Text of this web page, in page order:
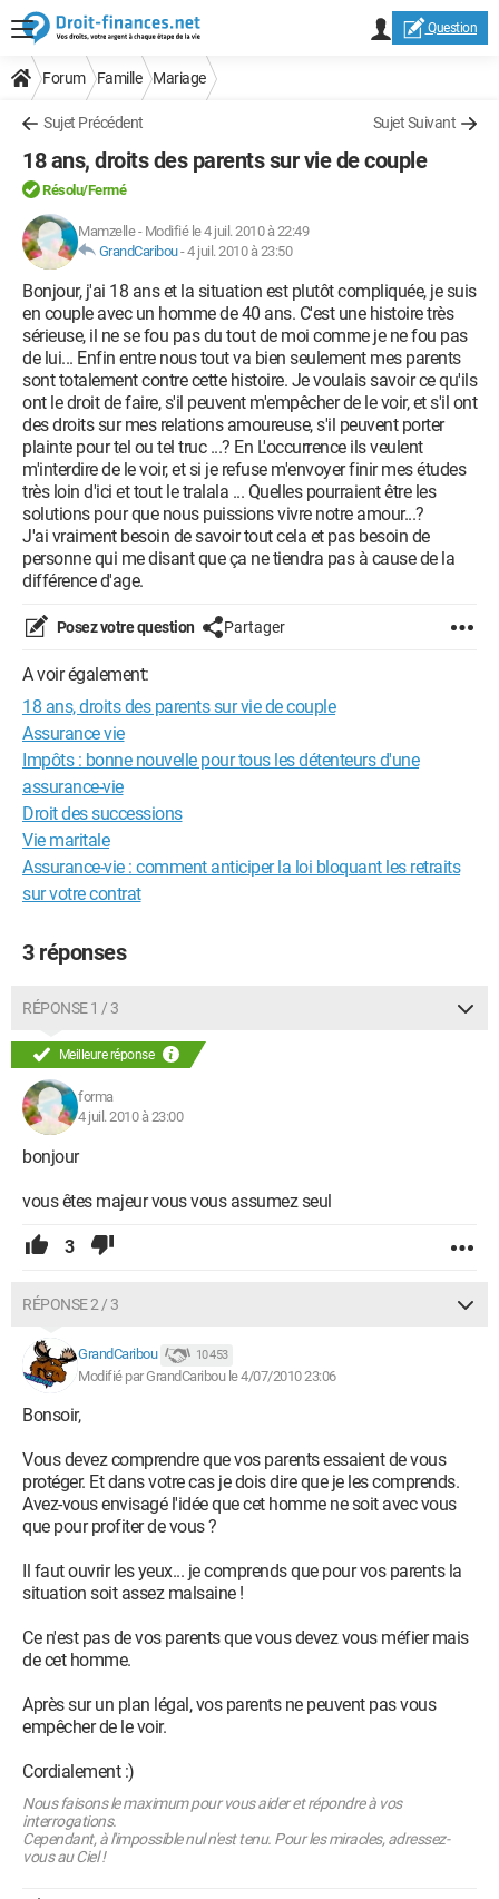
Question
Forum Famille Mariage
Sujet Précédent Sujet Suivant
18 ans, droits des parents sur vie de couple
Résolu/Fermé
Mamzelle- Modifié le 4 juil. 2010 à 22:49
GrandCaribou-4 juil. 2010 à 23:50
Bonjour, j'ai 18 ans et la situation est plutôt compliquée, je suis
en couple avec un homme de 40 ans. C'est une histoire très
sérieuse, il ne se fou pas du tout de moi comme je ne fou pas
de lui... Enfin entre nous tout va bien seulement mes parents
sont totalement contre cette histoire. Je voulais savoir ce qu'ils
ont le droit de faire, s'il peuvent m'empêcher de le voir, et s'il ont
des droits sur mes relations amoureuse, s'il peuvent porter
plainte pour tel ou tel truc ...? En L'occurrence ils veulent
m'interdire de le voir, et si je refuse m'envoyer finir mes études
très loin d'ici et tout le tralala ... Quelles pourraient être les
solutions pour que nous puissions vivre notre amour...?
J'ai vraiment besoin de savoir tout cela et pas besoin de
personne qui me disant que ça ne tiendra pas à cause de la
différence d'age.
Posez votre question Partager
A voir également:
18 ans, droits des parents sur vie de couple
Assurance vie
Impôts : bonne nouvelle pour tous les détenteurs d'une
assurance-vie
Droit des successions
Vie maritale
Assurance-vie : comment anticiper la loi bloquant les retraits
sur votre contrat
3 réponses
RÉPONSE 1 / 3
Meilleure réponse
forma
4 juil. 2010 à 23:00
bonjour
vous êtes majeur vous vous assumez seul
3
RÉPONSE 2 / 3
GrandCaribou 10 453
Modifié par GrandCaribou le 4/07/2010 23:06
Bonsoir,
Vous devez comprendre que vos parents essaient de vous
protéger. Et dans votre cas je dois dire que je les comprends.
Avez-vous envisagé l'idée que cet homme ne soit avec vous
que pour profiter de vous ?
Il faut ouvrir les yeux... je comprends que pour vos parents la
situation soit assez malsaine !
Ce n'est pas de vos parents que vous devez vous méfier mais
de cet homme.
Après sur un plan légal, vos parents ne peuvent pas vous
empêcher de le voir.
Cordialement :)
Nous faisons le maximum pour vous aider et répondre à vos
interrogations.
Cependant, à l'impossible nul n'est tenu. Pour les miracles, adressez-
vous au Ciel !